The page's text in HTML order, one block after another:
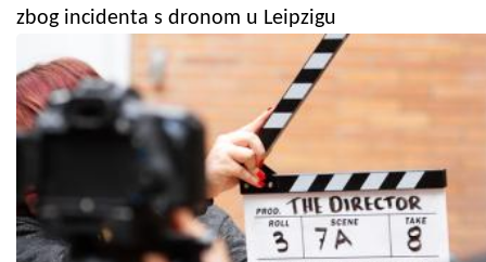
zbog incidenta s dronom u Leipzigu